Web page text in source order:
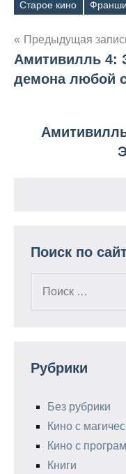
Метки
Старое кино
Навигация
по
Предыдущая
Амитивилль 4:
демона любой
Поиск по
Рубрики
Без рубрики
Кино с
Кино с
Книги